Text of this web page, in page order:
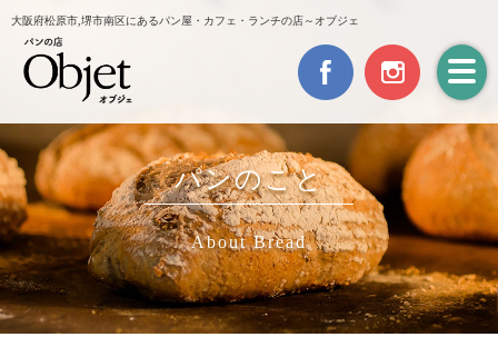
大阪府松原市,堺市南区にあるパン屋・カフェ・ランチの店～オブジェ
パンのこと
About Bread